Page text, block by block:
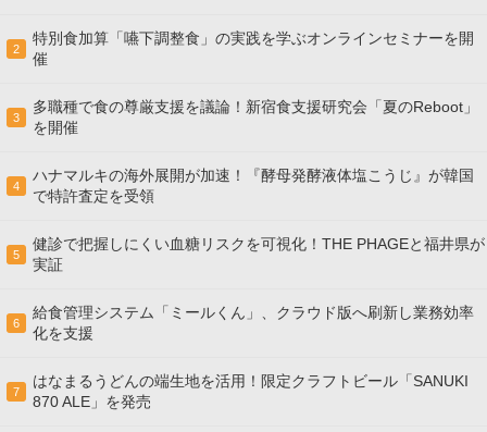
2
特別食加算「嚥下調整食」の実践を学ぶオンラインセミナーを開
催
3
多職種で食の尊厳支援を議論！新宿食支援研究会「夏のReboot」
を開催
4
ハナマルキの海外展開が加速！『酵母発酵液体塩こうじ』が韓国
で特許査定を受領
5
健診で把握しにくい血糖リスクを可視化！THE PHAGEと福井県が
実証
6
給食管理システム「ミールくん」、クラウド版へ刷新し業務効率
化を支援
7
はなまるうどんの端生地を活用！限定クラフトビール「SANUKI
870 ALE」を発売